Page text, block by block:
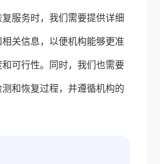
服务时，我们需要提供详细
关信息，以便机构能够更准
可行性。同时，我们也需要
和恢复过程，并遵循机构的